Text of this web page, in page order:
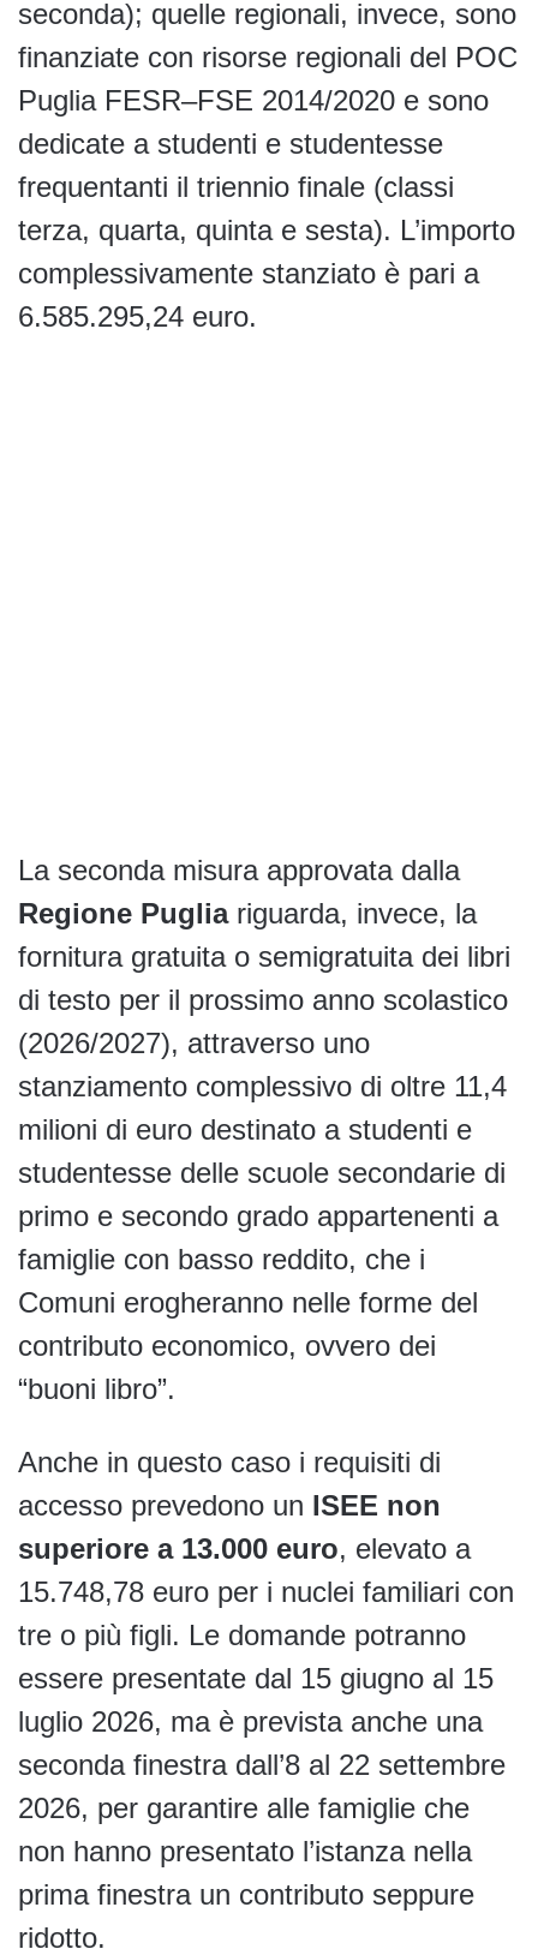
seconda); quelle regionali, invece, sono
finanziate con risorse regionali del POC
Puglia FESR–FSE 2014/2020 e sono
dedicate a studenti e studentesse
frequentanti il triennio finale (classi
terza, quarta, quinta e sesta). L’importo
complessivamente stanziato è pari a
6.585.295,24 euro.
La seconda misura approvata dalla
Regione Pugliariguarda, invece, la
fornitura gratuita o semigratuita dei libri
di testo per il prossimo anno scolastico
(2026/2027), attraverso uno
stanziamento complessivo di oltre 11,4
milioni di euro destinato a studenti e
studentesse delle scuole secondarie di
primo e secondo grado appartenenti a
famiglie con basso reddito, che i
Comuni erogheranno nelle forme del
contributo economico, ovvero dei
“buoni libro”.
Anche in questo caso i requisiti di
accesso prevedono un ISEE non
superiore a 13.000 euro, elevato a
15.748,78 euro per i nuclei familiari con
tre o più figli. Le domande potranno
essere presentate dal 15 giugno al 15
luglio 2026, ma è prevista anche una
seconda finestra dall’8 al 22 settembre
2026, per garantire alle famiglie che
non hanno presentato l’istanza nella
prima finestra un contributo seppure
ridotto.